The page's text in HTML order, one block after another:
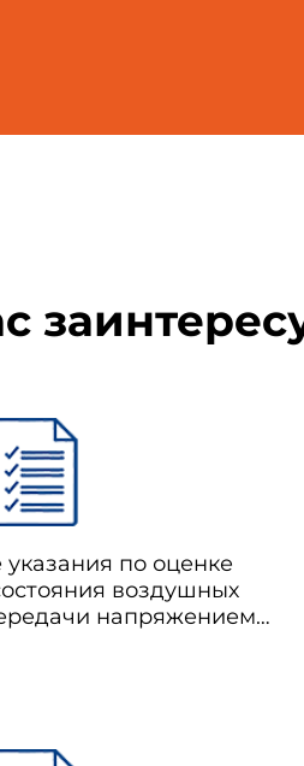
по оценке
воздушных
напряжением